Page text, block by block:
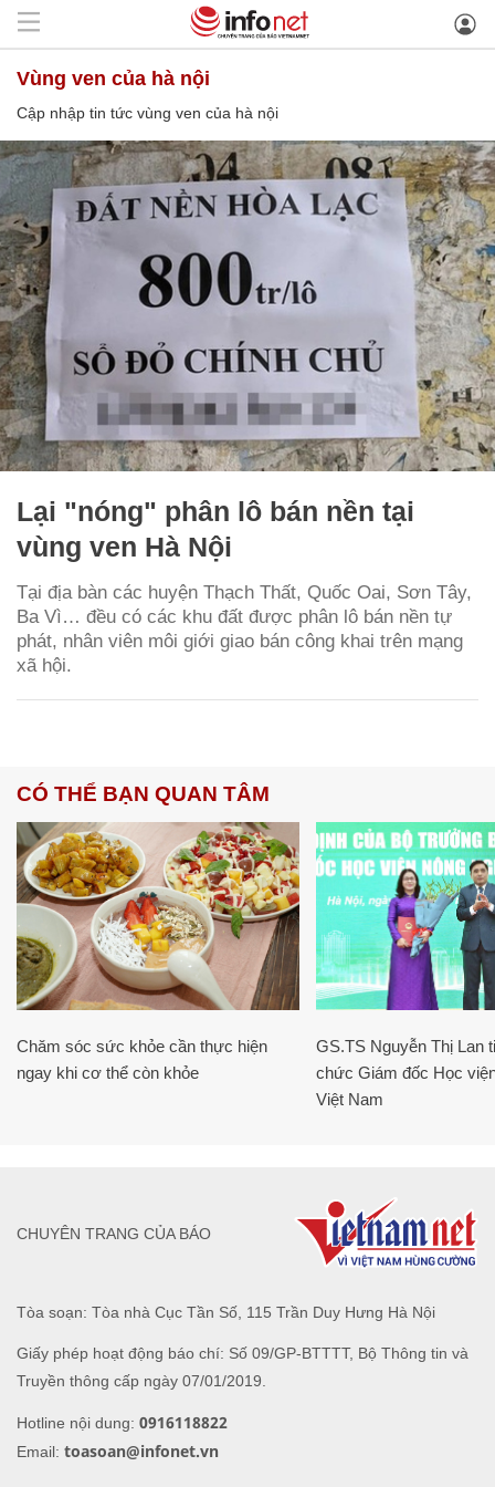
vùng ven của hà nội
Cập nhập tin tức vùng ven của hà nội
Lại "nóng" phân lô bán nền tại
vùng ven Hà Nội
Tại địa bàn các huyện Thạch Thất, Quốc Oai, Sơn Tây,
Ba Vì… đều có các khu đất được phân lô bán nền tự
phát, nhân viên môi giới giao bán công khai trên mạng
xã hội.
CÓ THỂ BẠN QUAN TÂM
Chăm sóc sức khỏe cần thực hiện
ngay khi cơ thể còn khỏe
GS.TS Nguyễn Thị Lan
chức Giám đốc Học
Việt Nam
Tòa soạn: Tòa nhà Cục Tần Số, 115 Trần Duy Hưng Hà Nội
Giấy phép hoạt động báo chí: Số 09/GP-BTTTT, Bộ Thông tin và
Truyền thông cấp ngày 07/01/2019.
Hotline nội dung: 0916118822
Email: toasoan@infonet.vn
CHUYÊN TRANG CỦA BÁO